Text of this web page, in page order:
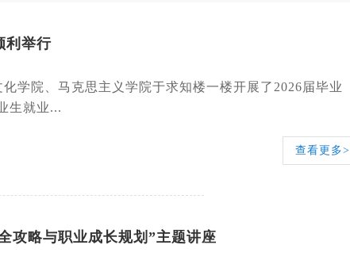
利举行
学院、马克思主义学院于求知楼一楼开展了2026届毕业
生就业...
查看更多>
攻略与职业成长规划”主题讲座